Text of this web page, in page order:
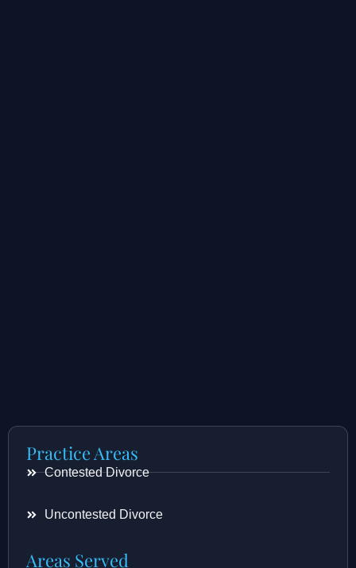
Practice Areas
Contested Divorce
Uncontested Divorce
Areas Served